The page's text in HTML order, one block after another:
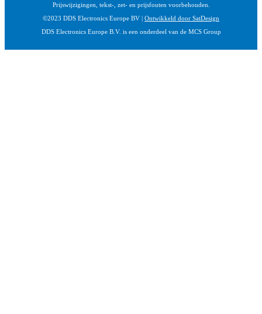
Prijswijzigingen, tekst-, zet- en prijsfouten voorbehouden.
©2023 DDS Electronics Europe BV | Ontwikkeld door SatDesign
DDS Electronics Europe B.V. is een onderdeel van de MCS Group